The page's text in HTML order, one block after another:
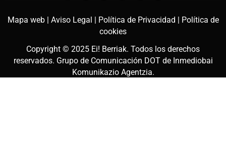
Mapa web | Aviso Legal | Política de Privacidad | Política de
cookies
Copyright © 2025 Ei! Berriak. Todos los derechos
reservados. Grupo de Comunicación DOT de Inmediobai
Komunikazio Agentzia.